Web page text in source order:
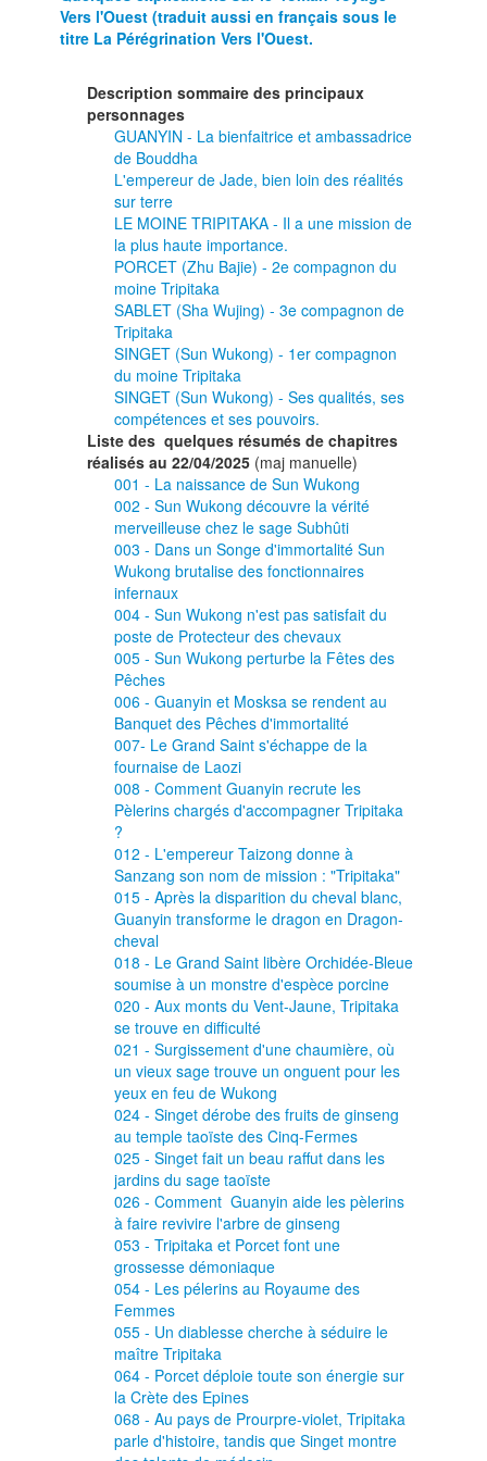
soigner le Grand Saint
026 - Comment Guanyin aide les
de ginseng
049 - Tripitaka sauvé des eaux
Guanyin
053 - Tripitaka et Porcet font une
054 - Les pélerins au Royaume des
055 - Une diablesse cherche à
064 - Porcet déploie toute son
068 - Au pays de Prourpre-violet,
que Singet montre des talents de
069 - Singet prépare des remèdes
001 - La naissance de Sun Wukong
Vers l'Ouest (traduit aussi en français sous le
titre La Pérégrination Vers l'Ouest.
Description sommaire des principaux
personnages
GUANYIN - La bienfaitrice et ambassadrice
de Bouddha
L'empereur de Jade, bien loin des réalités
sur terre
LE MOINE TRIPITAKA - Il a une mission de
la plus haute importance.
PORCET (Zhu Bajie) - 2e compagnon du
moine Tripitaka
SABLET (Sha Wujing) - 3e compagnon de
Tripitaka
SINGET (Sun Wukong) - 1er compagnon
du moine Tripitaka
SINGET (Sun Wukong) - Ses qualités, ses
compétences et ses pouvoirs.
Liste des quelques résumés de chapitres
réalisés au 22/04/2025 (maj manuelle)
001 - La naissance de Sun Wukong
002 - Sun Wukong découvre la vérité
merveilleuse chez le sage Subhûti
003 - Dans un Songe d'immortalité Sun
Wukong brutalise des fonctionnaires
infernaux
004 - Sun Wukong n'est pas satisfait du
poste de Protecteur des chevaux
005 - Sun Wukong perturbe la Fêtes des
Pêches
006 - Guanyin et Mosksa se rendent au
Banquet des Pêches d'immortalité
007- Le Grand Saint s'échappe de la
fournaise de Laozi
008 - Comment Guanyin recrute les
Pèlerins chargés d'accompagner Tripitaka
?
012 - L'empereur Taizong donne à
Sanzang son nom de mission : "Tripitaka"
015 - Après la disparition du cheval blanc,
Guanyin transforme le dragon en Dragon-
cheval
018 - Le Grand Saint libère Orchidée-Bleue
soumise à un monstre d'espèce porcine
020 - Aux monts du Vent-Jaune, Tripitaka
se trouve en difficulté
021 - Surgissement d'une chaumière, où
un vieux sage trouve un onguent pour les
yeux en feu de Wukong
024 - Singet dérobe des fruits de ginseng
au temple taoïste des Cinq-Fermes
025 - Singet fait un beau raffut dans les
jardins du sage taoïste
026 - Comment Guanyin aide les pèlerins
à faire revivire l'arbre de ginseng
053 - Tripitaka et Porcet font une
grossesse démoniaque
054 - Les pélerins au Royaume des
Femmes
055 - Un diablesse cherche à séduire le
maître Tripitaka
064 - Porcet déploie toute son énergie sur
la Crète des Epines
068 - Au pays de Prourpre-violet, Tripitaka
parle d'histoire, tandis que Singet montre